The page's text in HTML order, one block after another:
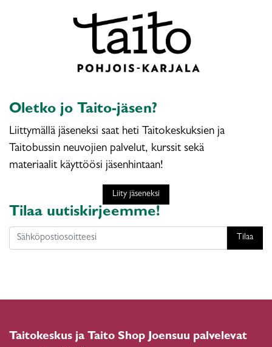
Oletko jo Taito-jäsen?
Liittymällä jäseneksi saat heti Taitokeskuksien ja
Taitobussin neuvojien palvelut, kurssit sekä
materiaalit käyttöösi jäsenhintaan!
Liity jäseneksi
Tilaa uutiskirjeemme!
Tilaa
Taitokeskus ja Taito Shop Joensuu palvelevat